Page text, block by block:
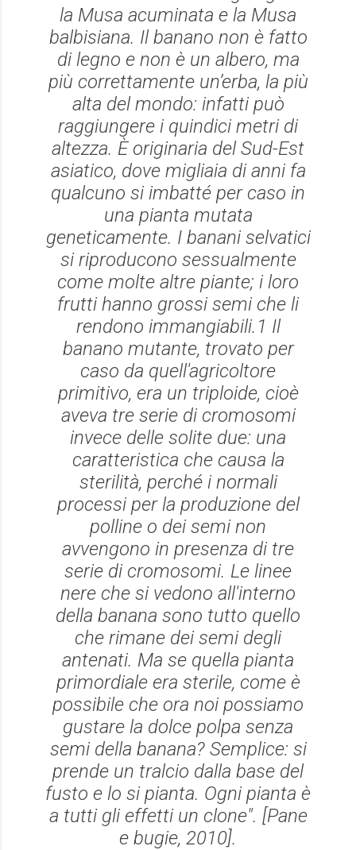
la Musa acuminata e la Musa
balbisiana. Il banano non è fatto
di legno e non è un albero, ma
più correttamente un’erba, la più
alta del mondo: infatti può
raggiungere i quindici metri di
altezza. È originaria del Sud-Est
asiatico, dove migliaia di anni fa
qualcuno si imbatté per caso in
una pianta mutata
geneticamente. I banani selvatici
si riproducono sessualmente
come molte altre piante; i loro
frutti hanno grossi semi che li
rendono immangiabili.1 Il
banano mutante, trovato per
caso da quell'agricoltore
primitivo, era un triploide, cioè
aveva tre serie di cromosomi
invece delle solite due: una
caratteristica che causa la
sterilità, perché i normali
processi per la produzione del
polline o dei semi non
avvengono in presenza di tre
serie di cromosomi. Le linee
nere che si vedono all'interno
della banana sono tutto quello
che rimane dei semi degli
antenati. Ma se quella pianta
primordiale era sterile, come è
possibile che ora noi possiamo
gustare la dolce polpa senza
semi della banana? Semplice: si
prende un tralcio dalla base del
fusto e lo si pianta. Ogni pianta è
a tutti gli effetti un clone". [Pane
e bugie, 2010].